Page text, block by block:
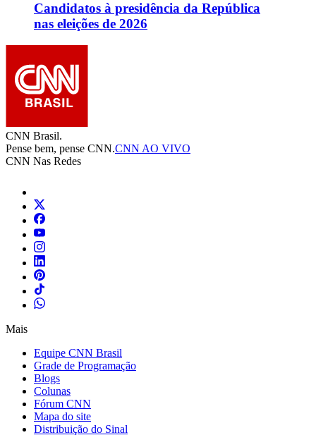
Candidatos à presidência da República
nas eleições de 2026
CNN Brasil.
Pense bem, pense CNN.CNN AO VIVO
CNN Nas Redes
Mais
Equipe CNN Brasil
Grade de Programação
Blogs
Colunas
Fórum CNN
Mapa do site
Distribuição do Sinal